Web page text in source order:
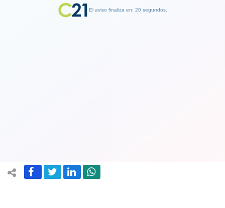
El aviso finaliza en: 19 segundos.